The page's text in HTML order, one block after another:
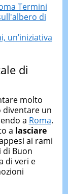
Termini
di
un’iniziativa
di
molto
diventare un
a Roma.
a lasciare
ai rami
di Buon
di veri e